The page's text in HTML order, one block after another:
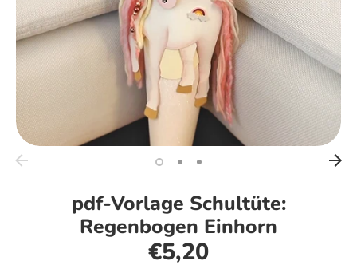
pdf-Vorlage Schultüte:
Regenbogen Einhorn
€5,20